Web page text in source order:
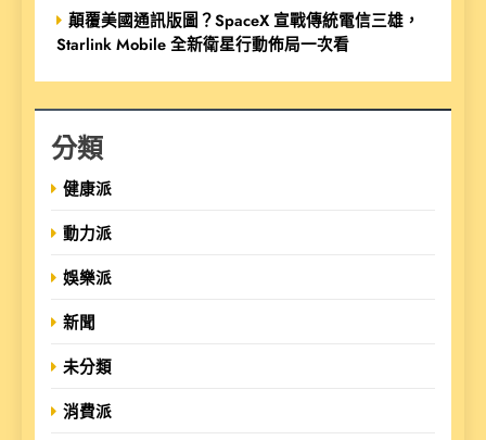
顛覆美國通訊版圖？SpaceX 宣戰傳統電信三雄，
Starlink Mobile 全新衛星行動佈局一次看
分類
健康派
動力派
娛樂派
新聞
未分類
消費派